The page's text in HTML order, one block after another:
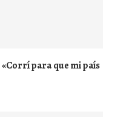
para que mi país